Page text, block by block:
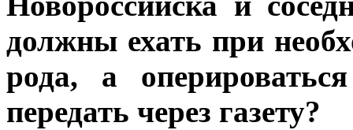
должны ехать при
рода, а
передать через газету?